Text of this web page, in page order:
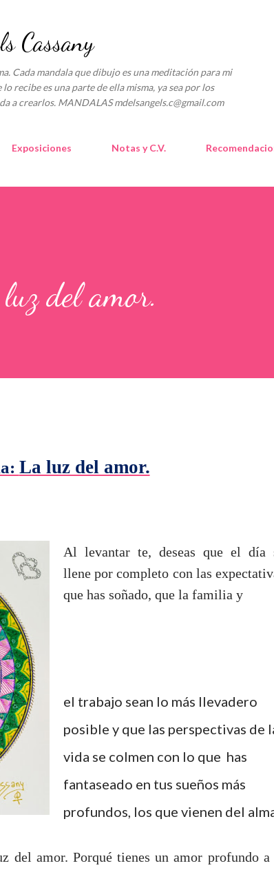
Cassany
Cada mandala que dibujo es una meditación para mi
recibe es una parte de ella misma, ya sea por los
a crearlos. MANDALAS mdelsangels.c@gmail.com
Exposiciones Notas y C.V.
del amor.
La luz del amor.
Al levantar te, deseas que el día
llene por completo con las
que has soñado, que la familia y
el trabajo sean lo más llevadero
posible y que las perspectivas de
vida se colmen con lo que has
fantaseado en tus sueños más
profundos, los que vienen del
del amor. Porqué tienes un amor profundo a